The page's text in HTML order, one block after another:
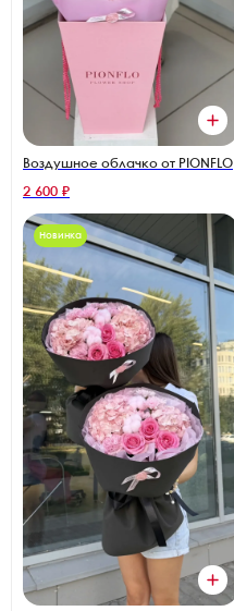
Воздушное облачко от PIONFLO
2 600 ₽
Новинка